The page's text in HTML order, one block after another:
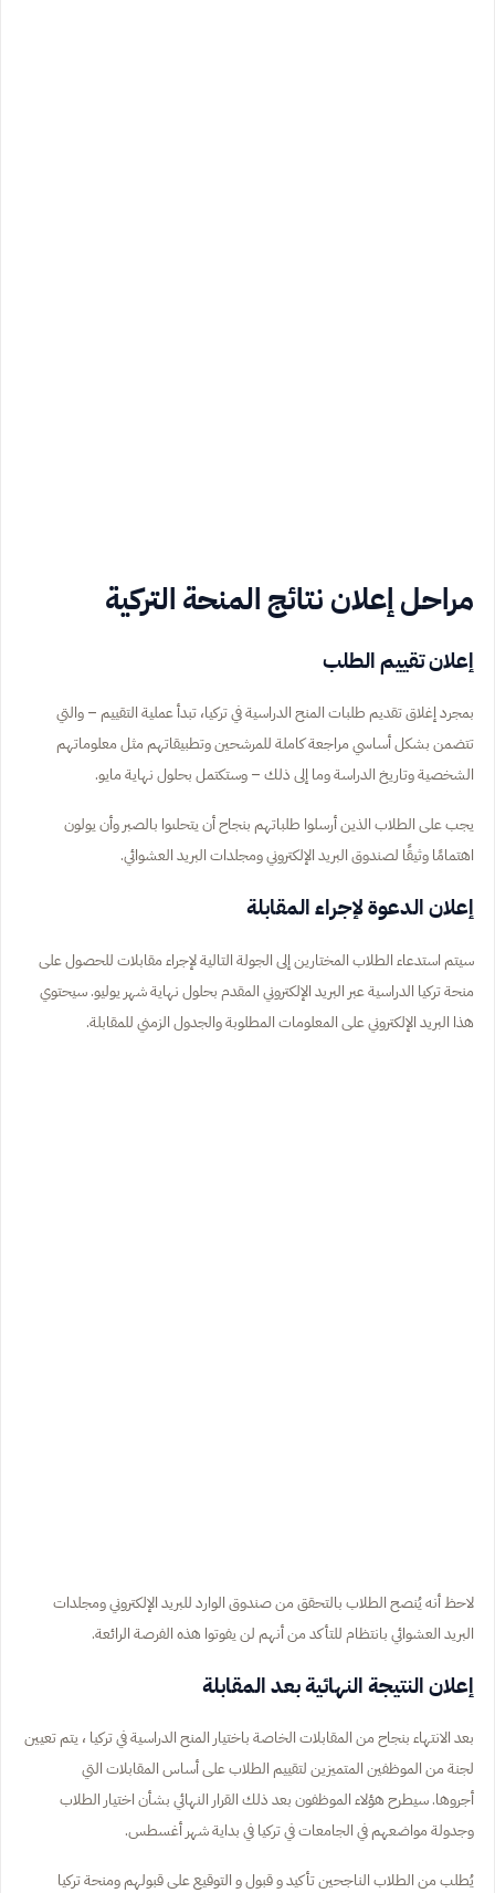
مراحل إعلان نتائج المنحة التركية
إعلان تقييم الطلب
بمجرد إغلاق تقديم طلبات المنح الدراسية في تركيا، تبدأ عملية التقييم – والتي
تتضمن بشكل أساسي مراجعة كاملة للمرشحين وتطبيقاتهم مثل معلوماتهم
الشخصية وتاريخ الدراسة وما إلى ذلك – وستكتمل بحلول نهاية مايو.
يجب على الطلاب الذين أرسلوا طلباتهم بنجاح أن يتحلىوا بالصبر وأن يولون
اهتمامًا وثيقًا لصندوق البريد الإلكتروني ومجلدات البريد العشوائي.
إعلان الدعوة لإجراء المقابلة
سيتم استدعاء الطلاب المختارين إلى الجولة التالية لإجراء مقابلات للحصول على
منحة تركيا الدراسية عبر البريد الإلكتروني المقدم بحلول نهاية شهر يوليو. سيحتوي
هذا البريد الإلكتروني على المعلومات المطلوبة والجدول الزمني للمقابلة.
لاحظ أنه يُنصح الطلاب بالتحقق من صندوق الوارد للبريد الإلكتروني ومجلدات
البريد العشوائي بانتظام للتأكد من أنهم لن يفوتوا هذه الفرصة الرائعة.
إعلان النتيجة النهائية بعد المقابلة
بعد الانتهاء بنجاح من المقابلات الخاصة باختيار المنح الدراسية في تركيا ، يتم تعيين
لجنة من الموظفين المتميزين لتقييم الطلاب على أساس المقابلات التي
أجروها. سيطرح هؤلاء الموظفون بعد ذلك القرار النهائي بشأن اختيار الطلاب
وجدولة مواضعهم في الجامعات في تركيا في بداية شهر أغسطس.
يُطلب من الطلاب الناجحين تأكيد و قبول و التوقيع على قبولهم ومنحة تركيا